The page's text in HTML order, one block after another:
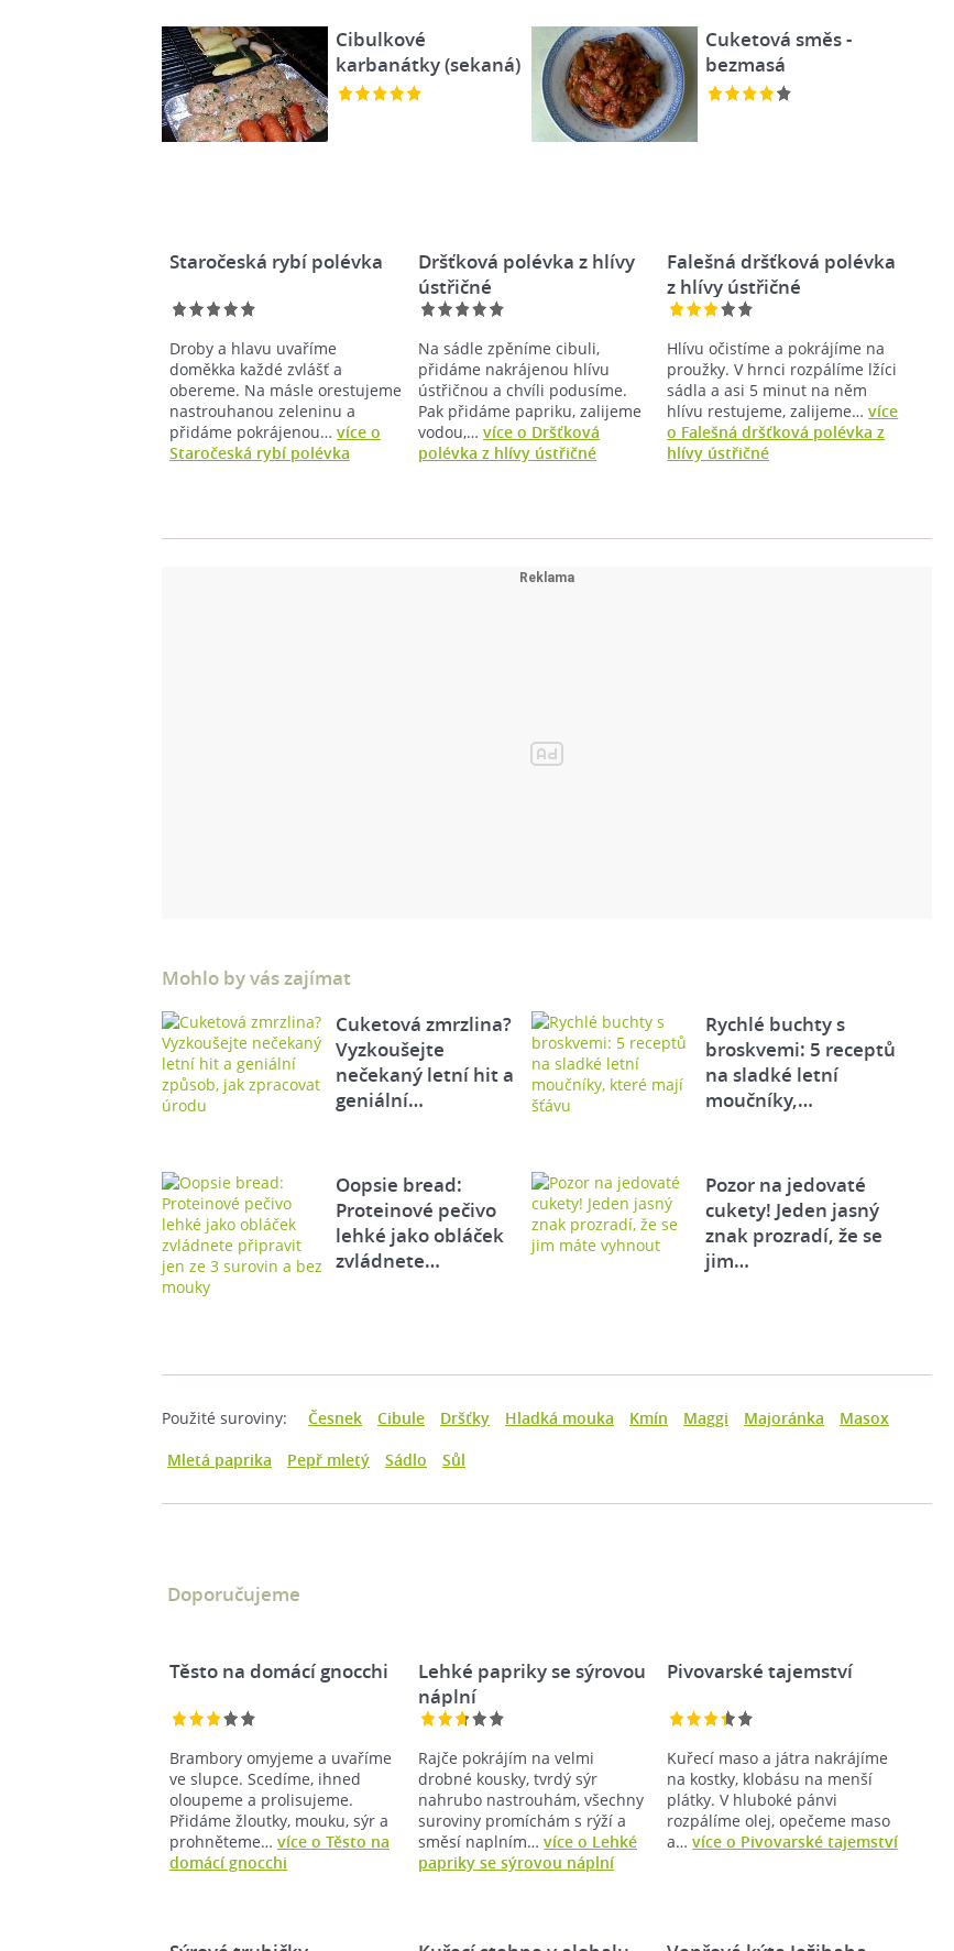
Cibulkové
karbanátky (sekaná)
Cuketová směs -
bezmasá
Staročeská rybí polévka
Droby a hlavu uvaříme
doměkka každé zvlášť a
obereme. Na másle orestujeme
nastrouhanou zeleninu a
přidáme pokrájenou… více o
Staročeská rybí polévka
Dršťková polévka z hlívy
ústřičné
Na sádle zpěníme cibuli,
přidáme nakrájenou hlívu
ústřičnou a chvíli podusíme.
Pak přidáme papriku, zalijeme
vodou,…více o Dršťková
polévka z hlívy ústřičné
Falešná dršťková polévka
z hlívy ústřičné
Hlívu očistíme a pokrájíme na
proužky. V hrnci rozpálíme lžíci
sádla a asi 5 minut na něm
hlívu restujeme, zalijeme…více
o Falešná dršťková polévka z
hlívy ústřičné
Mohlo by vás zajímat
Cuketová zmrzlina?
Vyzkoušejte
nečekaný letní hit a
geniální…
Rychlé buchty s
broskvemi: 5 receptů
na sladké letní
moučníky,…
Oopsie bread:
Proteinové pečivo
lehké jako obláček
zvládnete…
Pozor na jedovaté
cukety! Jeden jasný
znak prozradí, že se
jim…
Použité suroviny: Česnek Cibule Dršťky Hladká mouka Kmín Maggi Majoránka
Masox
Mletá paprika
Pepř mletý Sádlo Sůl
Doporučujeme
Těsto na domácí gnocchi
Brambory omyjeme a uvaříme
ve slupce. Scedíme, ihned
oloupeme a prolisujeme.
Přidáme žloutky, mouku, sýr a
prohněteme… více o Těsto na
domácí gnocchi
Lehké papriky se sýrovou
náplní
Rajče pokrájím na velmi
drobné kousky, tvrdý sýr
nahrubo nastrouhám, všechny
suroviny promíchám s rýží a
směsí naplním…více o Lehké
papriky se sýrovou náplní
Pivovarské tajemství
Kuřecí maso a játra nakrájíme
na kostky, klobásu na menší
plátky. V hluboké pánvi
rozpálíme olej, opečeme maso
a…více o Pivovarské tajemství